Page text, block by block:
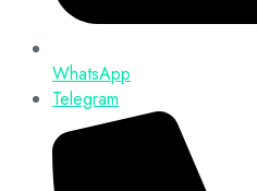
WhatsApp
Telegram